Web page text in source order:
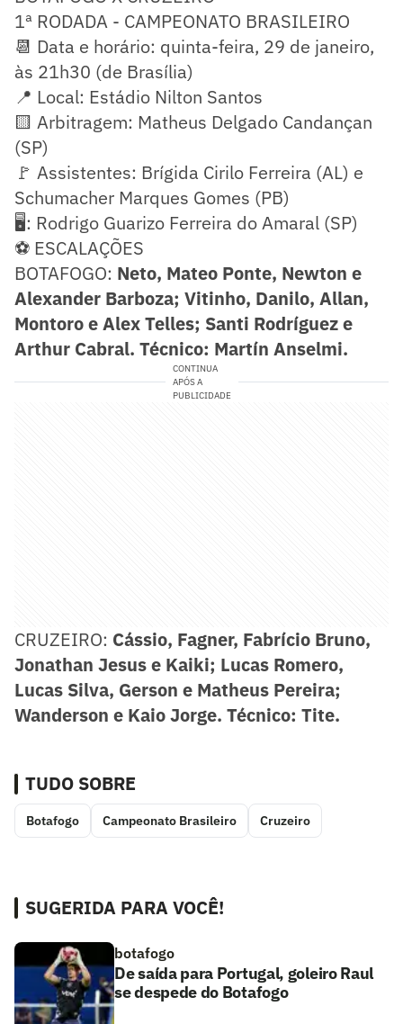
1ª RODADA - CAMPEONATO BRASILEIRO
📆 Data e horário: quinta-feira, 29 de janeiro,
às 21h30 (de Brasília)
📍 Local: Estádio Nilton Santos
🟨 Arbitragem: Matheus Delgado Candançan
(SP)
🚩 Assistentes: Brígida Cirilo Ferreira (AL) e
Schumacher Marques Gomes (PB)
🖥️: Rodrigo Guarizo Ferreira do Amaral (SP)
⚽ ESCALAÇÕES
BOTAFOGO: Neto, Mateo Ponte, Newton e
Alexander Barboza; Vitinho, Danilo, Allan,
Montoro e Alex Telles; Santi Rodríguez e
Arthur Cabral. Técnico: Martín Anselmi.
CONTINUA
APÓS A
PUBLICIDADE
CRUZEIRO: Cássio, Fagner, Fabrício Bruno,
Jonathan Jesus e Kaiki; Lucas Romero,
Lucas Silva, Gerson e Matheus Pereira;
Wanderson e Kaio Jorge. Técnico: Tite.
TUDO SOBRE
Botafogo Campeonato Brasileiro Cruzeiro
SUGERIDA PARA VOCÊ!
botafogo
De saída para Portugal, goleiro Raul
se despede do Botafogo